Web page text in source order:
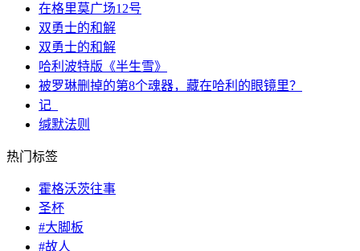
在格里莫广场12号
双勇士的和解
双勇士的和解
哈利波特版《半生雪》
被罗琳删掉的第8个魂器，藏在哈利的眼镜里？
记_
缄默法则
热门标签
霍格沃茨往事
圣杯
#大脚板
#故人